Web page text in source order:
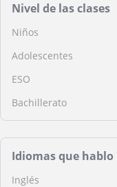
Nivel de las clases
Niños
Adolescentes
ESO
Bachillerato
Idiomas que hablo
Inglés